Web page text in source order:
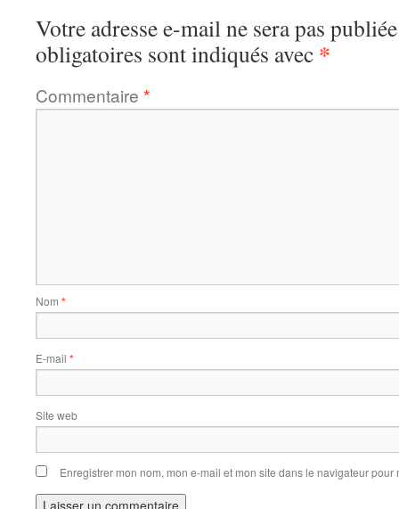
Votre adresse e-mail ne sera pas
obligatoires sont indiqués avec *
Commentaire *
Nom *
E-mail *
Site web
Enregistrer mon nom, mon e-mail et mon site dans le navigateur